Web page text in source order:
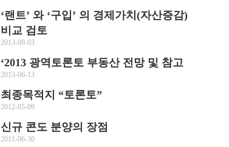
‘랜트’ 와 ‘구입’ 의 경제가치(자산증감)
비교 검토
2013-09-03
‘2013 광역토론토 부동산 전망 및 참고
2013-06-13
최종목적지 “토론토”
2012-05-09
신규 콘도 분양의 장점
2011-06-30